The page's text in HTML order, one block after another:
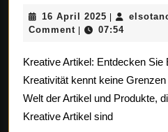
für
16 April 2025 16
April
Comment
07:54
Kreative Artikel: Entdecken Sie
Kreativität kennt keine
Welt der Artikel und Produkte,
Kreative Artikel sind